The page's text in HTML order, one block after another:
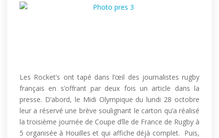
Les Rocket’s ont tapé dans l’œil des journalistes rugby
français en s’offrant par deux fois un article dans la
presse. D’abord, le Midi Olympique du lundi 28 octobre
leur a réservé une brève soulignant le carton qu’a réalisé
la troisième journée de Coupe d’île de France de Rugby à
5 organisée à Houilles et qui affiche déjà complet. Puis,